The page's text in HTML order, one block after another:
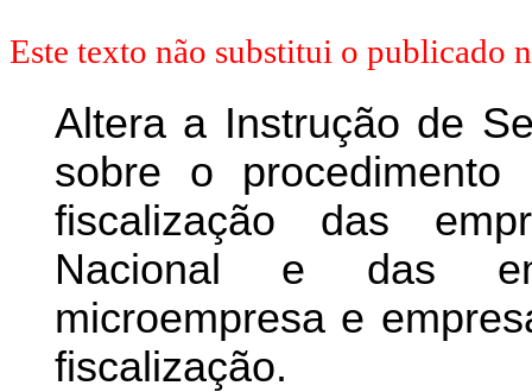
Este texto não substitui o publicado
Altera a Instrução de
sobre o
fiscalização das
Nacional e das
microempresa e
fiscalização.